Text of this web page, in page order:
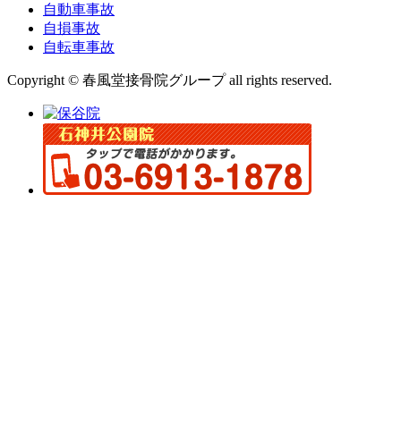
自動車事故
自損事故
自転車事故
Copyright © 春風堂接骨院グループ all rights reserved.